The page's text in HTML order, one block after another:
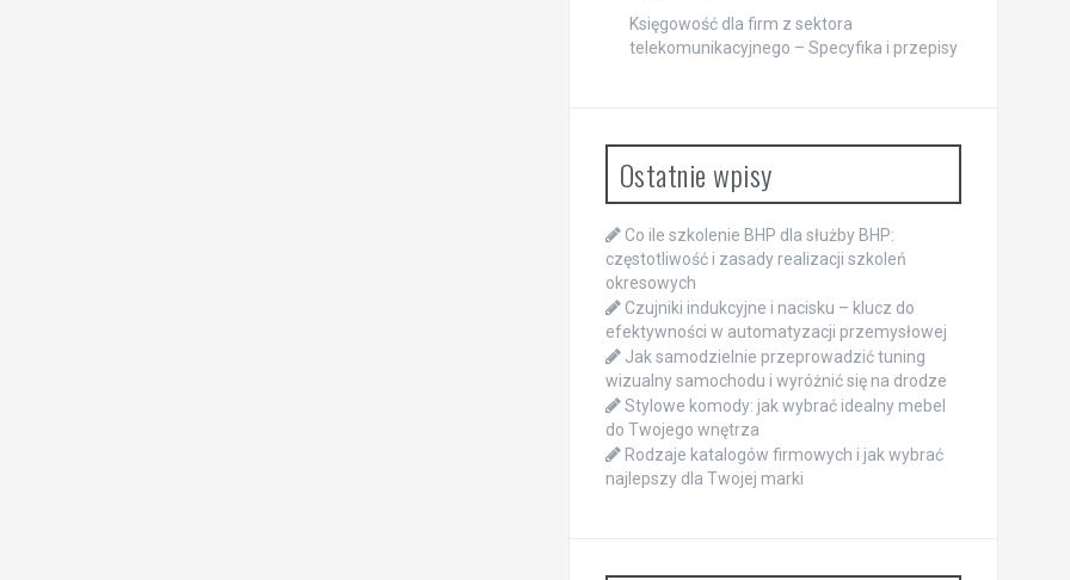
Księgowość dla firm z sektora
telekomunikacyjnego – Specyfika i przepisy
Ostatnie wpisy
Co ile szkolenie BHP dla służby BHP:
częstotliwość i zasady realizacji szkoleń
okresowych
Czujniki indukcyjne i nacisku – klucz do
efektywności w automatyzacji przemysłowej
Jak samodzielnie przeprowadzić tuning
wizualny samochodu i wyróżnić się na drodze
Stylowe komody: jak wybrać idealny mebel
do Twojego wnętrza
Rodzaje katalogów firmowych i jak wybrać
najlepszy dla Twojej marki